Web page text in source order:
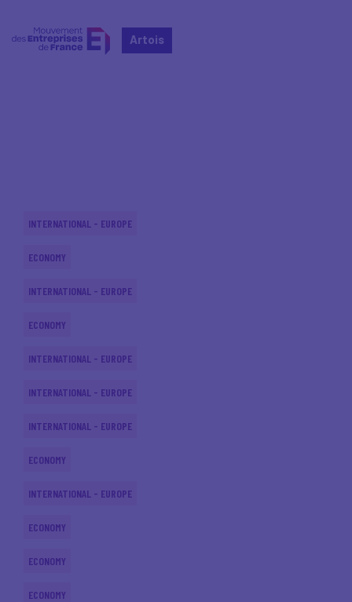
Artois
INTERNATIONAL - EUROPE
ECONOMY
INTERNATIONAL - EUROPE
ECONOMY
INTERNATIONAL - EUROPE
INTERNATIONAL - EUROPE
INTERNATIONAL - EUROPE
ECONOMY
INTERNATIONAL - EUROPE
ECONOMY
ECONOMY
ECONOMY